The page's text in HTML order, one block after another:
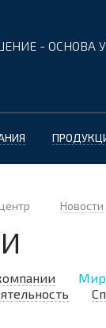
- ОСНОВА
Новости
Мир